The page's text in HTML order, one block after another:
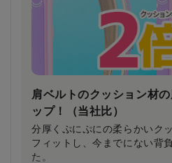
肩ベルトのクッション材
ップ！（当社比）
分厚くぷにぷにの柔らかいク
フィットし、今までにない背
た。